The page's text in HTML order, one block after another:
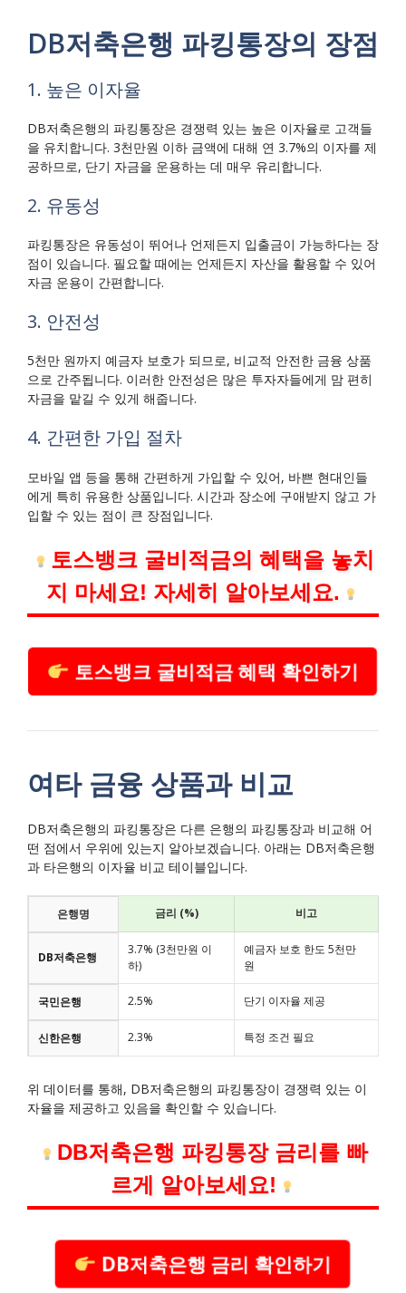
DB저축은행 파킹통장의 장점
1. 높은 이자율
DB저축은행의 파킹통장은 경쟁력 있는 높은 이자율로 고객들
을 유치합니다. 3천만원 이하 금액에 대해 연 3.7%의 이자를 제
공하므로, 단기 자금을 운용하는 데 매우 유리합니다.
2. 유동성
파킹통장은 유동성이 뛰어나 언제든지 입출금이 가능하다는 장
점이 있습니다. 필요할 때에는 언제든지 자산을 활용할 수 있어
자금 운용이 간편합니다.
3. 안전성
5천만 원까지 예금자 보호가 되므로, 비교적 안전한 금융 상품
으로 간주됩니다. 이러한 안전성은 많은 투자자들에게 맘 편히
자금을 맡길 수 있게 해줍니다.
4. 간편한 가입 절차
모바일 앱 등을 통해 간편하게 가입할 수 있어, 바쁜 현대인들
에게 특히 유용한 상품입니다. 시간과 장소에 구애받지 않고 가
입할 수 있는 점이 큰 장점입니다.
토스뱅크 굴비적금의 혜택을 놓치
지 마세요! 자세히 알아보세요.
토스뱅크 굴비적금 혜택 확인하기
여타 금융 상품과 비교
DB저축은행의 파킹통장은 다른 은행의 파킹통장과 비교해 어
떤 점에서 우위에 있는지 알아보겠습니다. 아래는 DB저축은행
과 타은행의 이자율 비교 테이블입니다.
은행명 금리 (%) 비고
DB저축은행
3.7% (3천만원 이
하)
예금자 보호 한도 5천만
원
국민은행 2.5% 단기 이자율 제공
신한은행 2.3% 특정 조건 필요
위 데이터를 통해, DB저축은행의 파킹통장이 경쟁력 있는 이
자율을 제공하고 있음을 확인할 수 있습니다.
DB저축은행 파킹통장 금리를 빠
르게 알아보세요!
DB저축은행 금리 확인하기